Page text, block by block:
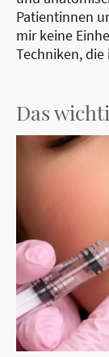
Patientinnen
mir keine
Techniken,
Das